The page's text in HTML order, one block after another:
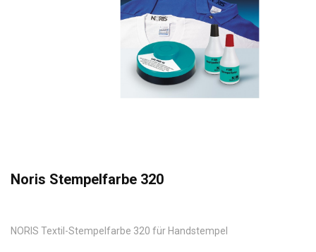
Noris Stempelfarbe 320
NORIS Textil-Stempelfarbe 320 für Handstempel